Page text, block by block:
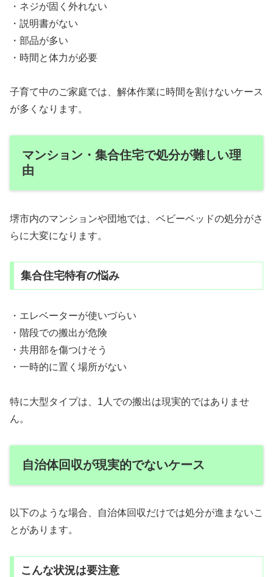
・ネジが固く外れない
・説明書がない
・部品が多い
・時間と体力が必要
子育て中のご家庭では、解体作業に時間を割けないケース
が多くなります。
マンション・集合住宅で処分が難しい理
由
堺市内のマンションや団地では、ベビーベッドの処分がさ
らに大変になります。
集合住宅特有の悩み
・エレベーターが使いづらい
・階段での搬出が危険
・共用部を傷つけそう
・一時的に置く場所がない
特に大型タイプは、1人での搬出は現実的ではありませ
ん。
自治体回収が現実的でないケース
以下のような場合、自治体回収だけでは処分が進まないこ
とがあります。
こんな状況は要注意